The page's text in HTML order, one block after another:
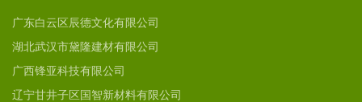
广东白云区辰德文化有限公司
湖北武汉市黛隆建材有限公司
广西锋亚科技有限公司
辽宁甘井子区国智新材料有限公司